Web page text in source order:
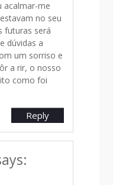
acalmar-me
no seu
futuras será
dúvidas a
um sorriso e
a rir, o nosso
como foi
Reply